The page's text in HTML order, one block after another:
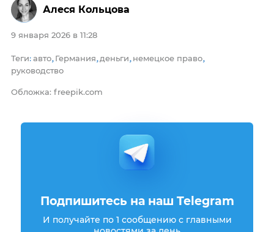
9 января 2026 в 11:28
Теги: авто, Германия, деньги, немецкое право,
руководство
Обложка: freepik.com
Алеся Кольцова
Подпишитесь на наш Telegram
И получайте по 1 сообщению с главными